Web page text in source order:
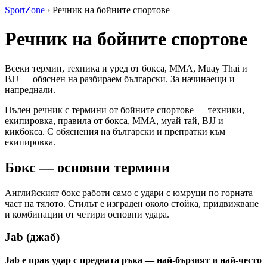
SportZone › Речник на бойните спортове
Речник на бойните спортове
Всеки термин, техника и уред от бокса, MMA, Muay Thai и
BJJ — обяснен на разбираем български. За начинаещи и
напреднали.
Пълен речник с термини от бойните спортове — техники,
екипировка, правила от бокса, MMA, муай тай, BJJ и
кикбокса. С обяснения на български и препратки към
екипировка.
Бокс — основни термини
Английският бокс работи само с удари с юмруци по горната
част на тялото. Стилът е изграден около стойка, придвижване
и комбинации от четири основни удара.
Jab (джаб)
Jab е прав удар с предната ръка — най-бързият и най-често